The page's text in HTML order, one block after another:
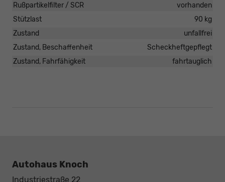
Rußpartikelfilter / SCR
vorhanden
Stützlast
90 kg
Zustand
unfallfrei
Zustand, Beschaffenheit
Scheckheftgepflegt
Zustand, Fahrfähigkeit
fahrtauglich
Autohaus Knoch
Industriestraße 22